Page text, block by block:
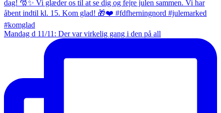
Mandag d 11/11: Der var virkelig gang i den på all